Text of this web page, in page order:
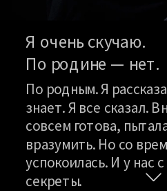
Я очень скучаю.
По родине — нет.
По родным. Я
знает. Я все сказал.
совсем готова,
вразумить. Но со
успокоилась. И у нас
секреты.